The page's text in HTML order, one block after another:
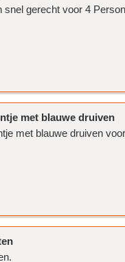
snel gerecht voor 4
met blauwe druiven
met blauwe druiven